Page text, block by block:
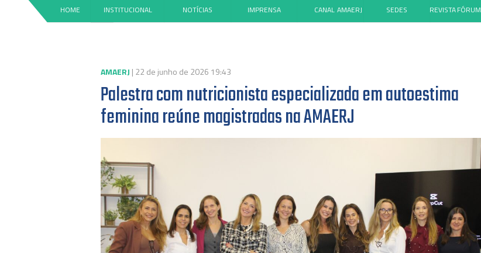
HOME INSTITUCIONAL NOTÍCIAS IMPRENSA CANAL AMAERJ SEDES REVISTAFÓRUM
AMAERJ | 22 de junho de 2026 19:43
Palestra com nutricionista especializada em autoestima
feminina reúne magistradas na AMAERJ